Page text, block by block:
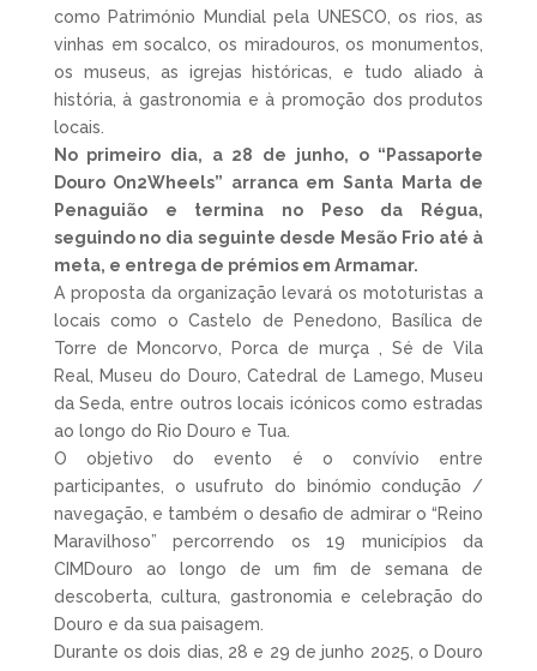
como Património Mundial pela UNESCO, os rios, as
vinhas em socalco, os miradouros, os monumentos,
os museus, as igrejas históricas, e tudo aliado à
história, à gastronomia e à promoção dos produtos
locais.
No primeiro dia, a 28 de junho, o “Passaporte
Douro On2Wheels” arranca em Santa Marta de
Penaguião e termina no Peso da Régua,
seguindo no dia seguinte desde Mesão Frio até à
meta, e entrega de prémios em Armamar.
A proposta da organização levará os mototuristas a
locais como o Castelo de Penedono, Basílica de
Torre de Moncorvo, Porca de murça , Sé de Vila
Real, Museu do Douro, Catedral de Lamego, Museu
da Seda, entre outros locais icónicos como estradas
ao longo do Rio Douro e Tua.
O objetivo do evento é o convívio entre
participantes, o usufruto do binómio condução /
navegação, e também o desafio de admirar o “Reino
Maravilhoso” percorrendo os 19 municípios da
CIMDouro ao longo de um fim de semana de
descoberta, cultura, gastronomia e celebração do
Douro e da sua paisagem.
Durante os dois dias, 28 e 29 de junho 2025, o Douro